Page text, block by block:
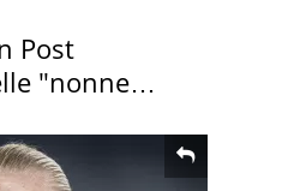
Post
"nonne